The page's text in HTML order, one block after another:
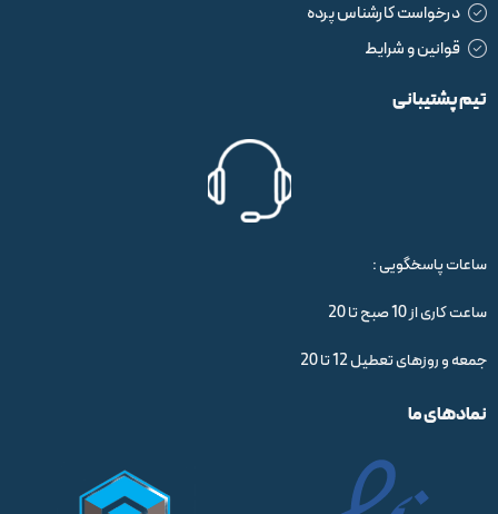
درخواست کارشناس پرده
قوانین و شرایط
تیم پشتیبانی
ساعات پاسخگویی :
ساعت کاری از 10 صبح تا 20
جمعه و روزهای تعطیل 12 تا 20
نمادهای ما